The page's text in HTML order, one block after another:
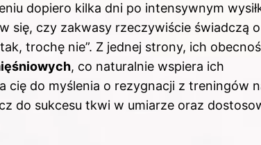
dopiero kilka dni po intensywnym
się, czy zakwasy rzeczywiście świadczą o
trochę nie”. Z jednej strony, ich
, co naturalnie wspiera ich
cię do myślenia o rezygnacji z treningów
do sukcesu tkwi w umiarze oraz